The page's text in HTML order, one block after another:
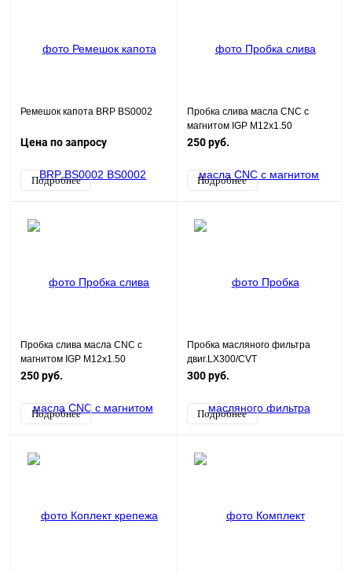
Ремешок капота BRP BS0002
Цена по запросу
Подробнее
Пробка слива масла CNC с
магнитом IGP M12x1.50
(Чёрный)
250 руб.
Подробнее
Пробка слива масла CNC с
магнитом IGP M12x1.50
(Серебро)
250 руб.
Подробнее
Пробка масляного фильтра
двиг.LX300/CVT
300 руб.
Подробнее